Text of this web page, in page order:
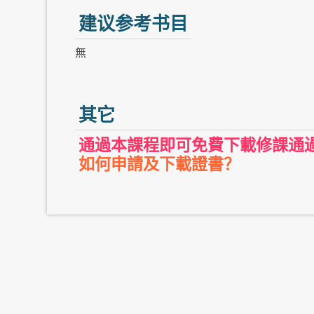
建议参考书目
無
其它
通過本課程即可免費下載修課通
如何申請及下載證書？